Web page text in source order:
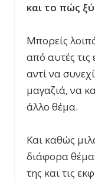
και το πώς
Μπορείς
από αυτές τις
αντί να
μαγαζιά, να
άλλο θέμα.
Και καθώς
διάφορα
της και τις